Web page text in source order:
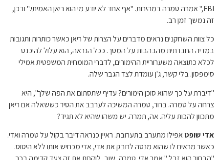
FBI," אמרה טמרה במהירות. "אף אחד לא יודע מי הוא ריאן האמיתי." ובכן,
זה נמשך זמן רב.
כל צוות השחקנים נראים מדברים על הצרות של ריאן כאשר כותרות ותגובות
במדיה החברתית מהבהבות על המסך. ככל הנראה, הוא עלול להיכנס
לכלא כתוצאה משערוריית ההימורים, לדברי המומחית המשפטית אמילי
סימפסון. בלי קשר, ג'ן עומדת לצד הגבר שלה.
"דיברת על כך שהוא סוכן הימורים? עדיף שתסתום את הפה שלך", היא
צרחה על טמרה. ברור, טמרה המשיכה לערבב את הסיר כששאלה אם ריאן
מתכוון להכות עליה. אה, תמרה. יש משהו שהיא לא תגיד?
אדי שופטאפילו מתערב בתערובת. ראיין כנראה דיבר בקול על טמרה ואדי.
כאשר מראים לו שהוא מנסה לחבק את אדי, אדי מכחיש אותו ללא היסוס.